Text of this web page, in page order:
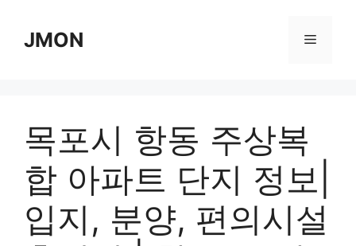
contentJMON Menu
목포시 항동 주상복
합 아파트 단지 정보|
입지, 분양, 편의시설